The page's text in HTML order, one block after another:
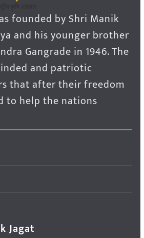
founded by Shri Manik
and his younger brother
Gangrade in 1946. The
and patriotic
that after their freedom
to help the nations
Jagat